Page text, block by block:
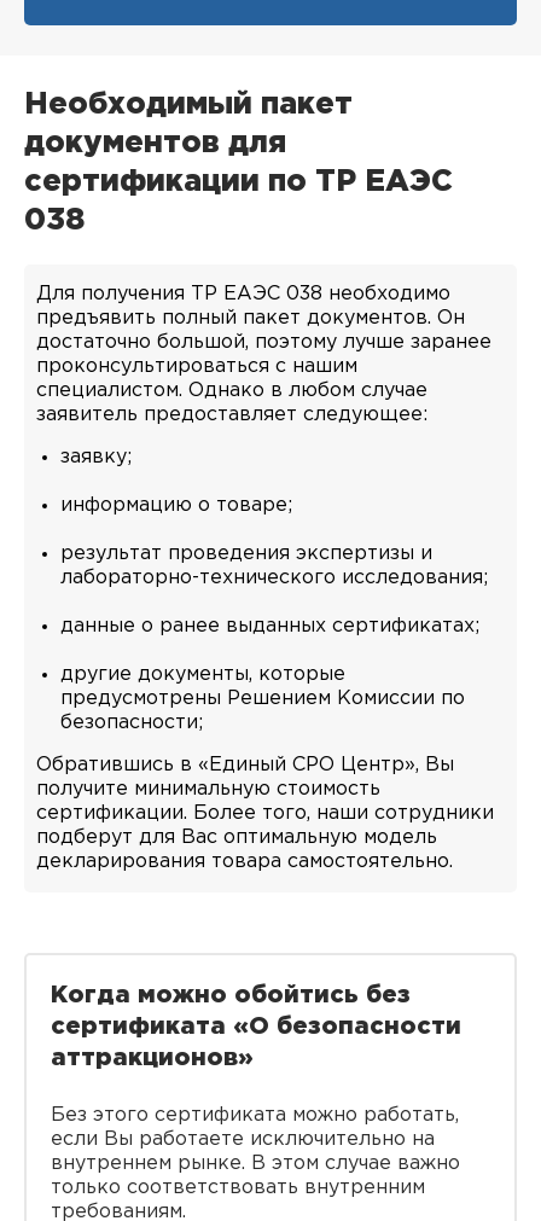
Необходимый пакет
документов для
сертификации по ТР ЕАЭС
038
Для получения ТР ЕАЭС 038 необходимо
предъявить полный пакет документов. Он
достаточно большой, поэтому лучше заранее
проконсультироваться с нашим
специалистом. Однако в любом случае
заявитель предоставляет следующее:
заявку;
информацию о товаре;
результат проведения экспертизы и
лабораторно-технического исследования;
данные о ранее выданных сертификатах;
другие документы, которые
предусмотрены Решением Комиссии по
безопасности;
Обратившись в «Единый СРО Центр», Вы
получите минимальную стоимость
сертификации. Более того, наши сотрудники
подберут для Вас оптимальную модель
декларирования товара самостоятельно.
Когда можно обойтись без
сертификата «О безопасности
аттракционов»
Без этого сертификата можно работать,
если Вы работаете исключительно на
внутреннем рынке. В этом случае важно
только соответствовать внутренним
требованиям.